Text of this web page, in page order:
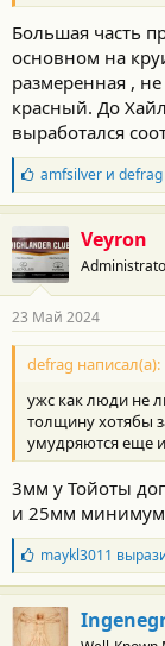
Большая часть
основном на
размеренная ,
красный. До
выработался
Б
л
а
о
д
а
н
о
с
и
:
amfsilverи defrag
Veyron
23 Май 2024
defrag написал(а):
ужс как люди не
толщину хотябы
умудряются еще
3мм у Тойоты
и 25мм минимум
Б
л
а
г
о
maykl3011